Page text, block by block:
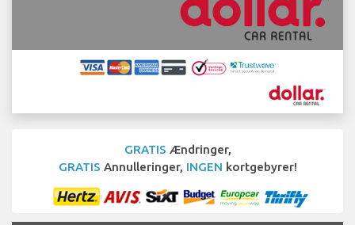
GRATIS Ændringer,
GRATIS Annulleringer, INGEN kortgebyrer!